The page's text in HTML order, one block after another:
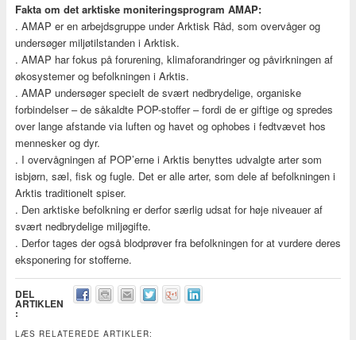
Fakta om det arktiske moniteringsprogram AMAP:
. AMAP er en arbejdsgruppe under Arktisk Råd, som overvåger og
undersøger miljøtilstanden i Arktisk.
. AMAP har fokus på forurening, klimaforandringer og påvirkningen af
økosystemer og befolkningen i Arktis.
. AMAP undersøger specielt de svært nedbrydelige, organiske
forbindelser – de såkaldte POP-stoffer – fordi de er giftige og spredes
over lange afstande via luften og havet og ophobes i fedtvævet hos
mennesker og dyr.
. I overvågningen af POP’erne i Arktis benyttes udvalgte arter som
isbjørn, sæl, fisk og fugle. Det er alle arter, som dele af befolkningen i
Arktis traditionelt spiser.
. Den arktiske befolkning er derfor særlig udsat for høje niveauer af
svært nedbrydelige miljøgifte.
. Derfor tages der også blodprøver fra befolkningen for at vurdere deres
eksponering for stofferne.
DEL
ARTIKLEN
:
LÆS RELATEREDE ARTIKLER: